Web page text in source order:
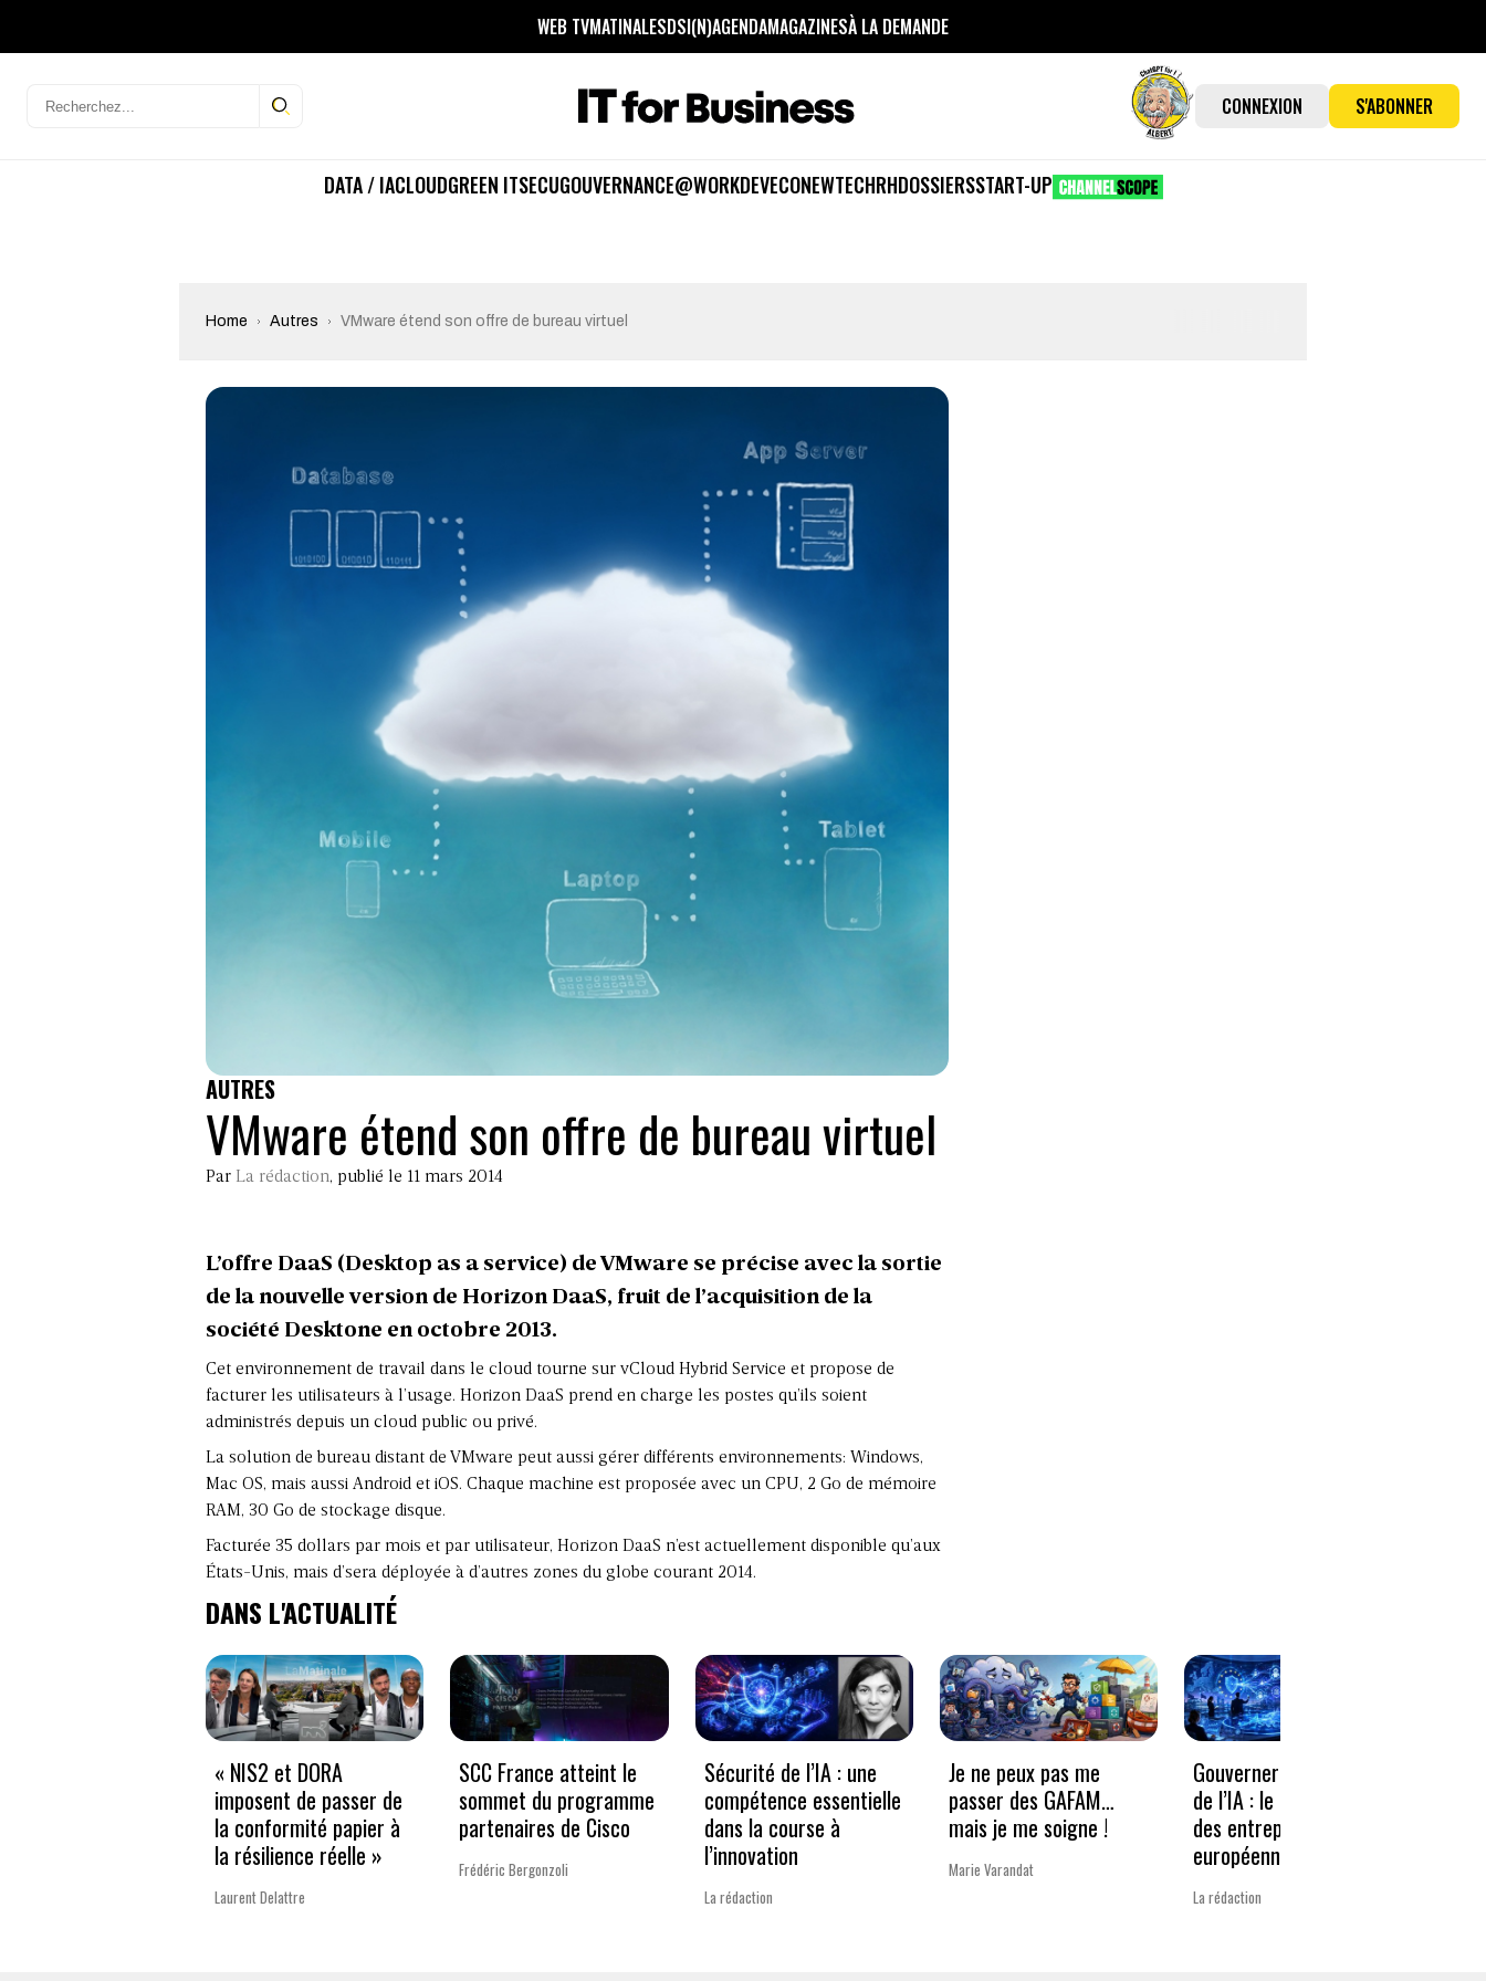
WEB TVMATINALESDSI(N)AGENDAMAGAZINESÀ LA DEMANDE
CONNEXION S'ABONNER
DATA / IACLOUDGREEN ITSECUGOUVERNANCE@WORKDEVECONEWTECHRHDOSSIERSSTART-UP
Home Autres VMware étend son offre de bureau virtuel
AUTRES
VMware étend son offre de bureau virtuel
Par La rédaction, publié le 11 mars 2014
L’offre DaaS (Desktop as a service) de VMware se précise avec la sortie
de la nouvelle version de Horizon DaaS, fruit de l’acquisition de la
société Desktone en octobre 2013.
Cet environnement de travail dans le cloud tourne sur vCloud Hybrid Service et propose de
facturer les utilisateurs à l’usage. Horizon DaaS prend en charge les postes qu’ils soient
administrés depuis un cloud public ou privé.
La solution de bureau distant de VMware peut aussi gérer différents environnements: Windows,
Mac OS, mais aussi Android et iOS. Chaque machine est proposée avec un CPU, 2 Go de mémoire
RAM, 30 Go de stockage disque.
Facturée 35 dollars par mois et par utilisateur, Horizon DaaS n’est actuellement disponible qu’aux
États-Unis, mais d’sera déployée à d’autres zones du globe courant 2014.
DANS L'ACTUALITÉ
« NIS2 et DORA
imposent de passer de
la conformité papier à
la résilience réelle »
Laurent Delattre
SCC France atteint le
sommet du programme
partenaires de Cisco
Frédéric Bergonzoli
Sécurité de l’IA : une
compétence essentielle
dans la course à
l’innovation
La rédaction
Je ne peux pas me
passer des GAFAM…
mais je me soigne !
Marie Varandat
Gouverner à la vitesse
de l’IA : le nouveau défi
des entreprises
européennes
La rédaction